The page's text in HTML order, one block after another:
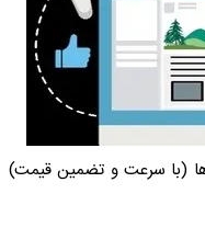
(با سرعت و تضمین قیمت)